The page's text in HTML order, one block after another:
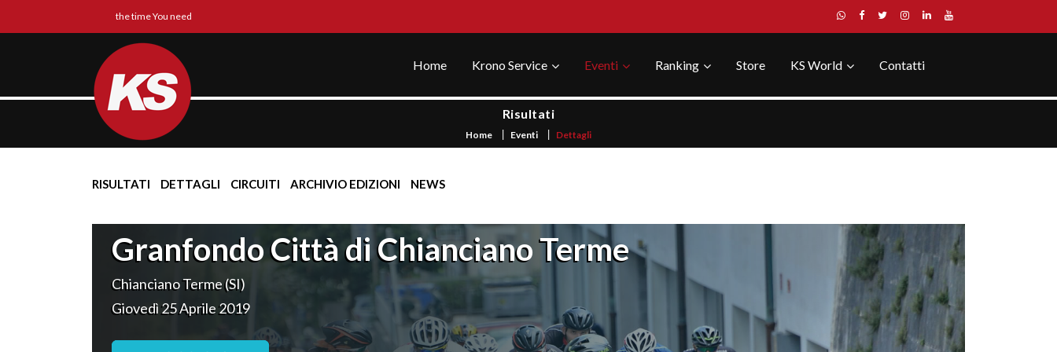
the time You need
Home Krono Service Eventi Ranking Store KS World Contatti
Risultati
Home Eventi Dettagli
RISULTATI DETTAGLI CIRCUITI ARCHIVIO EDIZIONI NEWS
Granfondo Città di Chianciano Terme
Chianciano Terme (SI)
Giovedì 25 Aprile 2019